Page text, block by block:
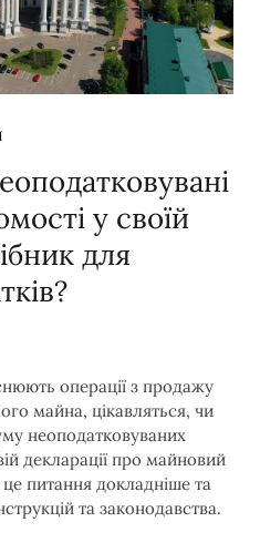
у своїй
для
операції з продажу
майна, цікавляться, чи
неоподатковуваних
декларації про майновий
питання докладніше та
та законодавства.